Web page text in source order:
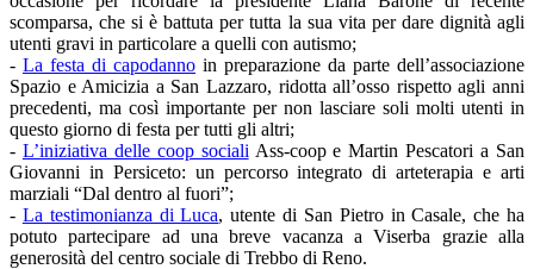
scomparsa, che si è battuta per tutta la sua vita per dare dignità agli
utenti gravi in particolare a quelli con autismo;
- La festa di capodanno in preparazione da parte dell’associazione
Spazio e Amicizia a San Lazzaro, ridotta all’osso rispetto agli anni
precedenti, ma così importante per non lasciare soli molti utenti in
questo giorno di festa per tutti gli altri;
- L’iniziativa delle coop sociali Ass-coop e Martin Pescatori a San
Giovanni in Persiceto: un percorso integrato di arteterapia e arti
marziali “Dal dentro al fuori”;
- La testimonianza di Luca, utente di San Pietro in Casale, che ha
potuto partecipare ad una breve vacanza a Viserba grazie alla
generosità del centro sociale di Trebbo di Reno.